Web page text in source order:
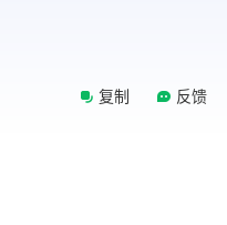
复制 反馈